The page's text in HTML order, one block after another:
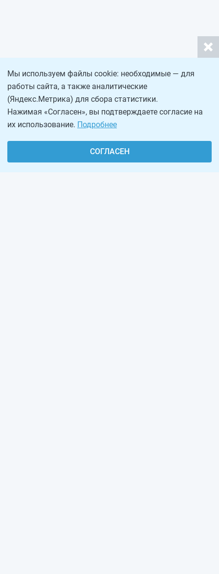
Мы используем файлы cookie: необходимые — для
работы сайта, а также аналитические
(Яндекс.Метрика) для сбора статистики.
Нажимая «Согласен», вы подтверждаете согласие на
их использование. Подробнее
СОГЛАСЕН